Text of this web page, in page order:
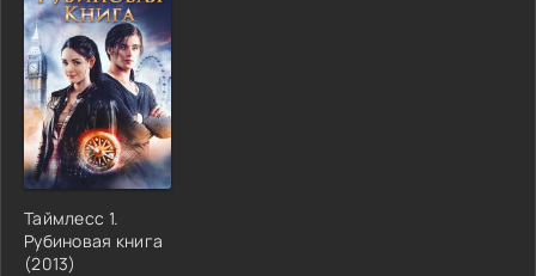
Таймлесс 1.
Рубиновая книга
(2013)